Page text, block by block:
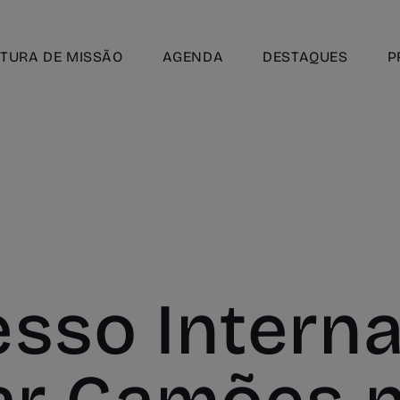
DE MISSÃO AGENDA DESTAQUES